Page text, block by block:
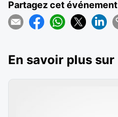
Partagez cet événement
En savoir plus sur